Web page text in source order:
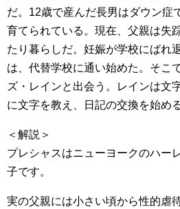
だ。12歳で産んだ長男はダウン症
育てられている。現在、父親は失
たり暮らしだ。妊娠が学校にばれ
は、代替学校に通い始めた。そこ
ズ・レインと出会う。レインは文
に文字を教え、日記の交換を始める
＜解説＞
プレシャスはニューヨークのハー
子です。
実の父親には小さい頃から性的虐